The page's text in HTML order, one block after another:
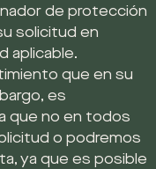
de protección
solicitud en
aplicable.
que en su
es
que no en todos
o podremos
ya que es posible